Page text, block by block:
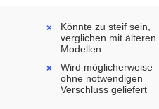
Könnte zu steif sein,
verglichen mit älteren
Modellen
Wird möglicherweise
ohne notwendigen
Verschluss geliefert